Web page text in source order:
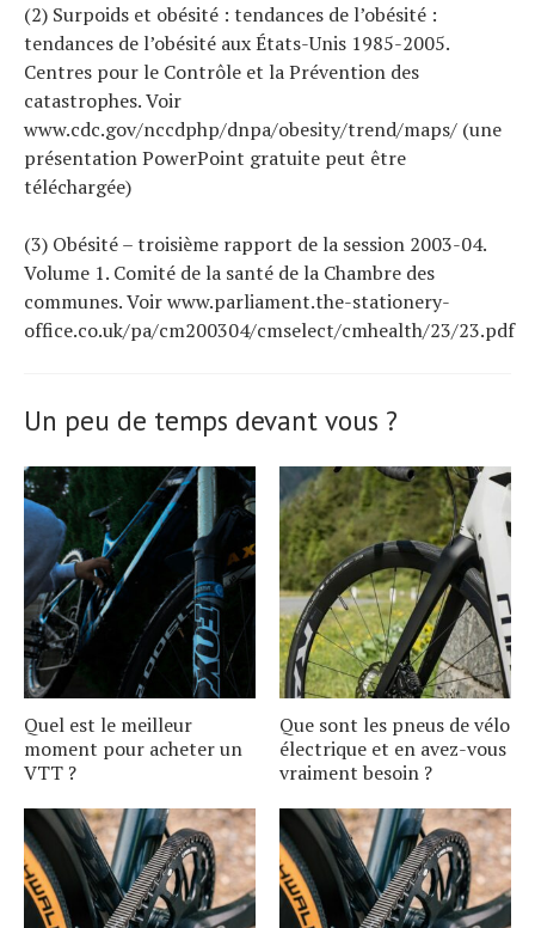
(2) Surpoids et obésité : tendances de l’obésité :
tendances de l’obésité aux États-Unis 1985-2005.
Centres pour le Contrôle et la Prévention des
catastrophes. Voir
www.cdc.gov/nccdphp/dnpa/obesity/trend/maps/ (une
présentation PowerPoint gratuite peut être
téléchargée)
(3) Obésité – troisième rapport de la session 2003-04.
Volume 1. Comité de la santé de la Chambre des
communes. Voir www.parliament.the-stationery-
office.co.uk/pa/cm200304/cmselect/cmhealth/23/23.pdf
Un peu de temps devant vous ?
Quel est le meilleur
moment pour acheter un
VTT ?
Que sont les pneus de vélo
électrique et en avez-vous
vraiment besoin ?